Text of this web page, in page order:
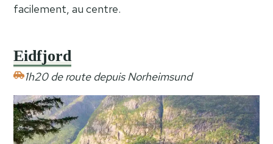
facilement, au centre.
Eidfjord
1h20 de route depuis Norheimsund